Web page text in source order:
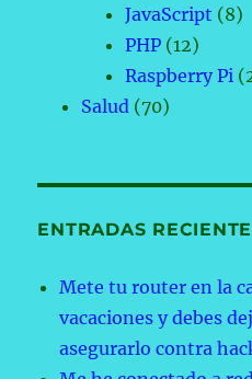
JavaScript (8)
PHP (12)
Raspberry Pi
Salud (70)
ENTRADAS
Mete tu router en la
vacaciones y debes
asegurarlo contra